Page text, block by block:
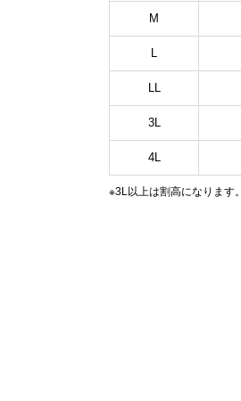
M
L
LL
3L
4L
※3L以上は割高になります。